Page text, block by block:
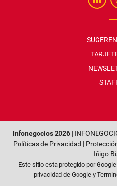
Infonegocios 2026 |
Políticas de Privacidad |
Iñigo
Este sitio esta protegido por
privacidad de Googley